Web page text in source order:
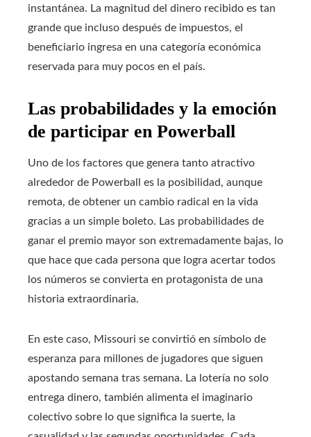
instantánea. La magnitud del dinero recibido es tan
grande que incluso después de impuestos, el
beneficiario ingresa en una categoría económica
reservada para muy pocos en el país.
Las probabilidades y la emoción
de participar en Powerball
Uno de los factores que genera tanto atractivo
alrededor de Powerball es la posibilidad, aunque
remota, de obtener un cambio radical en la vida
gracias a un simple boleto. Las probabilidades de
ganar el premio mayor son extremadamente bajas, lo
que hace que cada persona que logra acertar todos
los números se convierta en protagonista de una
historia extraordinaria.
En este caso, Missouri se convirtió en símbolo de
esperanza para millones de jugadores que siguen
apostando semana tras semana. La lotería no solo
entrega dinero, también alimenta el imaginario
colectivo sobre lo que significa la suerte, la